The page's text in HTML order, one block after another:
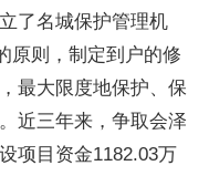
了名城保护管理机
原则，制定到户的修
最大限度地保护、保
近三年来，争取会泽
项目资金1182.03万